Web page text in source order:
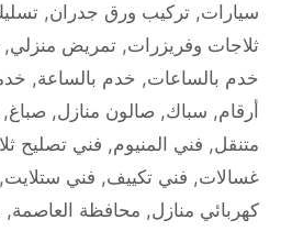
سيارات, تركيب ورق جدران,
ثلاجات وفريزرات, تمريض منزلي,
خدم بالساعات, خدم بالساعة,
أرقام, سباك, صالون منازل, صباغ,
متنقل, فني المنيوم, فني تصليح
غسالات, فني تكييف, فني ستلايت,
كهربائي منازل, محافظة العاصمة,